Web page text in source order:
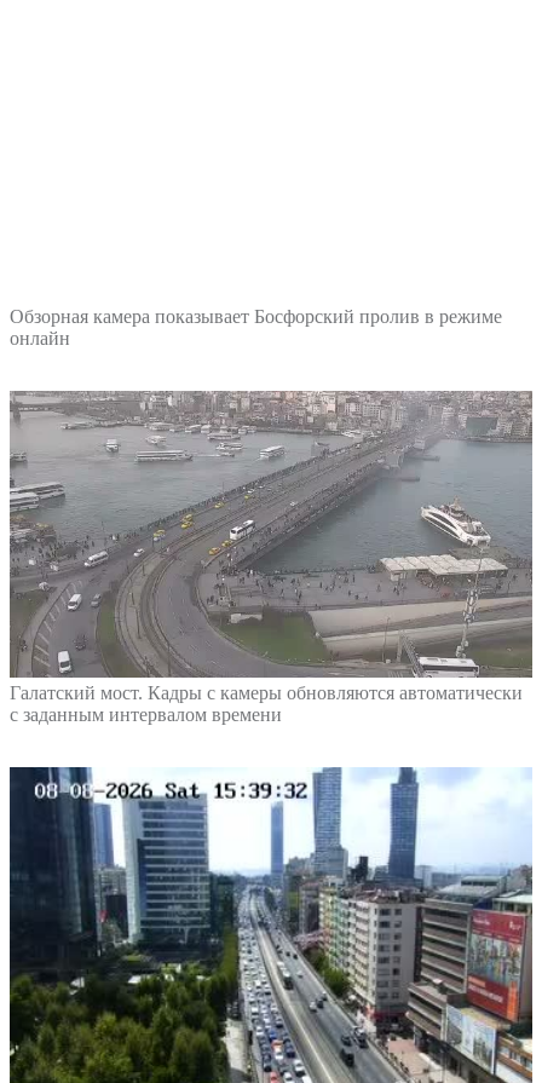
Обзорная камера показывает Босфорский пролив в режиме
онлайн
Галатский мост. Кадры с камеры обновляются автоматически
с заданным интервалом времени